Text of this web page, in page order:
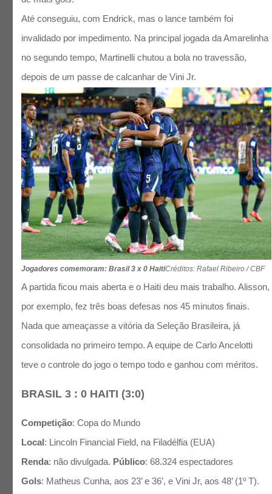
Até conseguiu, com Endrick, mas o lance também foi
invalidado por impedimento. Na principal jogada da Amarelinha
no segundo tempo, Martinelli chutou a bola no travessão,
depois de um passe de calcanhar de Vini Jr.
Jogadores comemoram: Brasil 3 x 0 HaitiCréditos: Rafael Ribeiro / CBF
A partida ficou mais aberta e o Haiti deu mais trabalho. Alisson,
por exemplo, fez três boas defesas nos 45 minutos finais.
Nada que ameaçasse a vitória da Seleção Brasileira, já
consolidada no primeiro tempo. A equipe de Carlo Ancelotti
teve o controle do jogo o tempo todo e ganhou com méritos.
BRASIL 3 : 0 HAITI (3:0)
Competição: Copa do Mundo
Local: Lincoln Financial Field, na Filadélfia (EUA)
Renda: não divulgada. Público: 68.324 espectadores
Gols: Matheus Cunha, aos 23’ e 36’, e Vini Jr, aos 48’ (1º T).